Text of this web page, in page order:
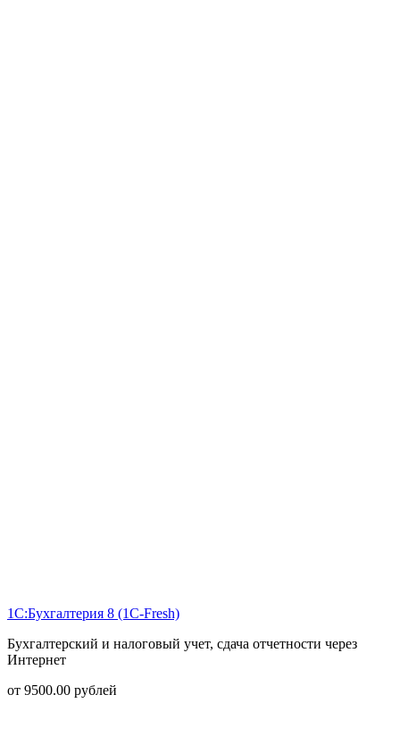
1С:Бухгалтерия 8 (1С-Fresh)
Бухгалтерский и налоговый учет, сдача отчетности через
Интернет
от 9500.00 рублей